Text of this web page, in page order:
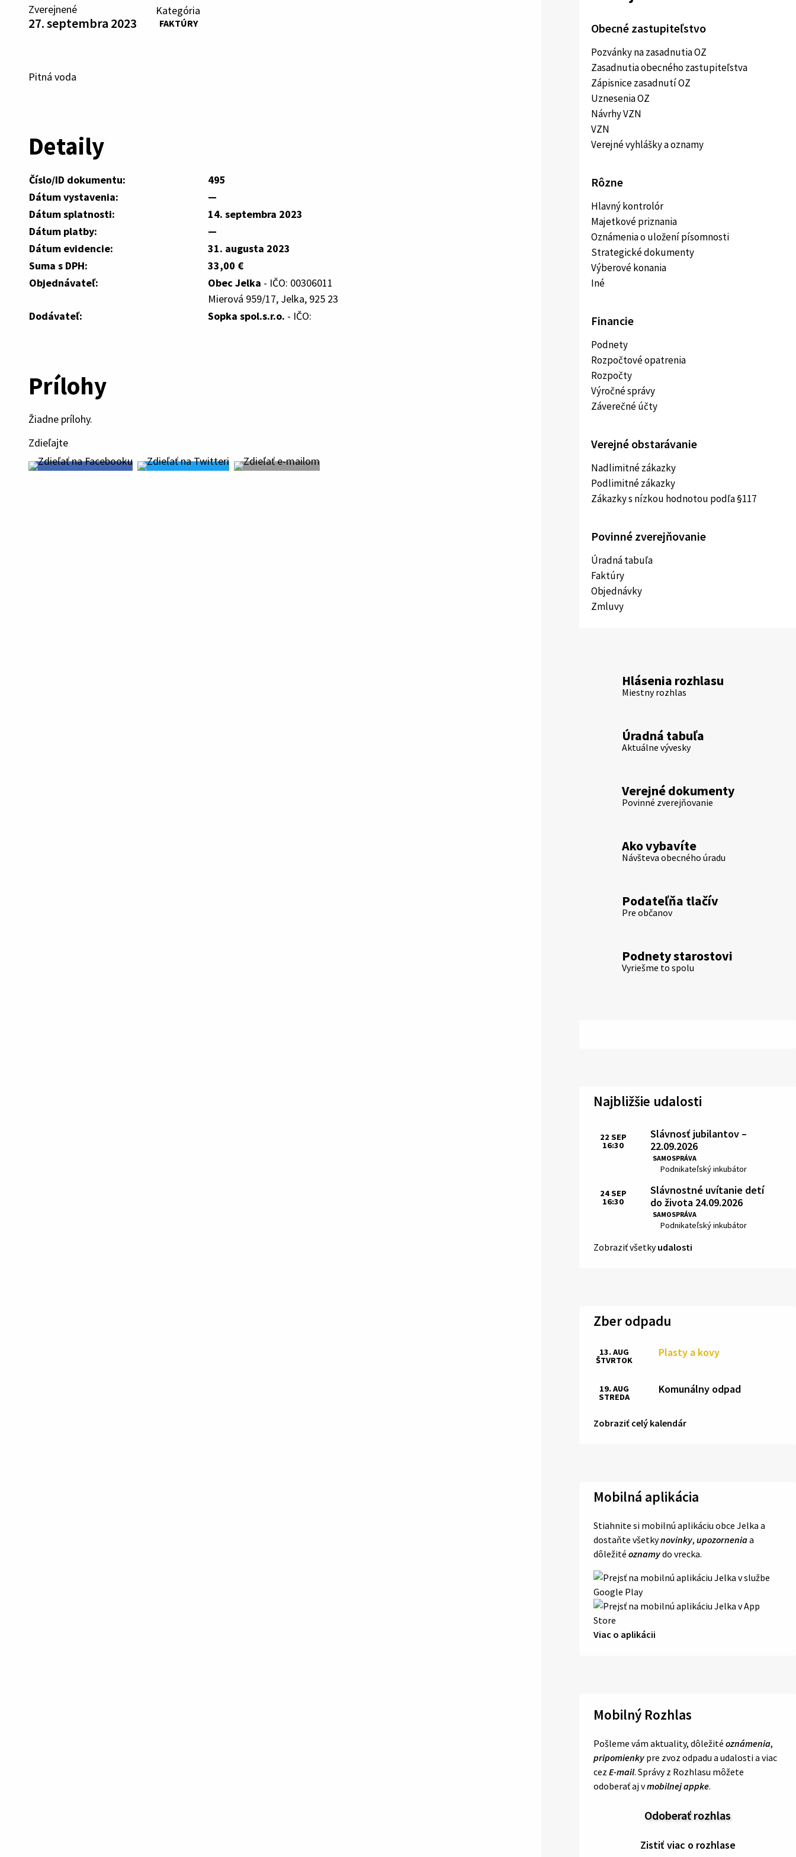
Zverejnené
27. septembra 2023
Kategória
FAKTÚRY
Pitná voda
Detaily
Číslo/ID dokumentu:
495
Dátum vystavenia:
—
Dátum splatnosti:
14. septembra 2023
Dátum platby:
—
Dátum evidencie:
31. augusta 2023
Suma s DPH:
33,00 €
Objednávateľ:
Obec Jelka - IČO: 00306011
Mierová 959/17, Jelka, 925 23
Dodávateľ:
Sopka spol.s.r.o. - IČO:
Prílohy
Žiadne prílohy.
Zdieľajte
Obecné zastupiteľstvo
Pozvánky na zasadnutia OZ
Zasadnutia obecného zastupiteľstva
Zápisnice zasadnutí OZ
Uznesenia OZ
Návrhy VZN
VZN
Verejné vyhlášky a oznamy
Rôzne
Hlavný kontrolór
Majetkové priznania
Oznámenia o uložení písomnosti
Strategické dokumenty
Výberové konania
Iné
Financie
Podnety
Rozpočtové opatrenia
Rozpočty
Výročné správy
Záverečné účty
Verejné obstarávanie
Nadlimitné zákazky
Podlimitné zákazky
Zákazky s nízkou hodnotou podľa §117
Povinné zverejňovanie
Úradná tabuľa
Faktúry
Objednávky
Zmluvy
Hlásenia rozhlasu
Miestny rozhlas
Úradná tabuľa
Aktuálne vývesky
Verejné dokumenty
Povinné zverejňovanie
Ako vybavíte
Návšteva obecného úradu
Podateľňa tlačív
Pre občanov
Podnety starostovi
Vyriešme to spolu
Najbližšie udalosti
Slávnosť jubilantov –
22.09.2026
SAMOSPRÁVA
Miesto:
Podnikateľský inkubátor
Čas:
22 SEP
16:30
Slávnostné uvítanie detí
do života 24.09.2026
SAMOSPRÁVA
Miesto:
Podnikateľský inkubátor
Čas:
24SEP
16:30
Zobraziť všetkyudalosti
Zber odpadu
Plasty a kovy
13. AUG
ŠTVRTOK
Komunálny odpad
19. AUG
STREDA
Zobraziť celý kalendár
Mobilná aplikácia
Stiahnite si mobilnú aplikáciu obce Jelka a
dostaňte všetkynovinky, upozorneniaa
dôležité oznamydo vrecka.
Viac o aplikácii
Mobilný Rozhlas
Pošleme vám aktuality, dôležité oznámenia,
pripomienky pre zvoz odpadu a udalosti a viac
cez E-mail. Správy z Rozhlasu môžete
odoberať aj vmobilnej appke.
Odoberať rozhlas
Zistiť viac o rozhlase